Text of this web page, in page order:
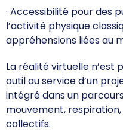
· Accessibilité pour des
l’activité physique
appréhensions liées au
La réalité virtuelle n’est
outil au service d’un
intégré dans un
mouvement,
collectifs.